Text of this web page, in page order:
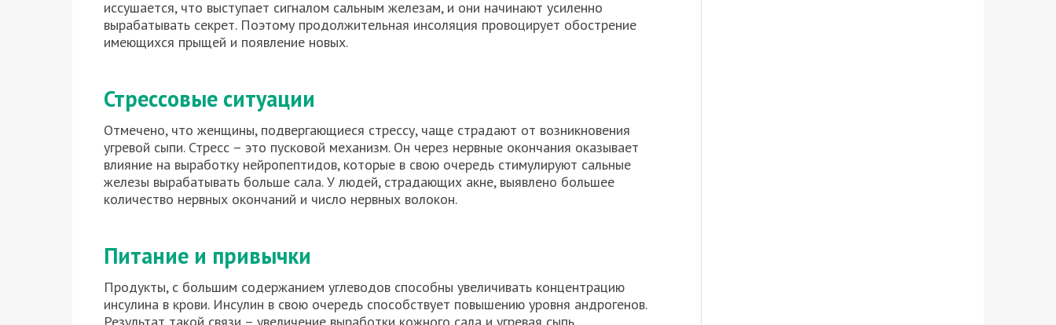
иссушается, что выступает сигналом сальным железам, и они начинают усиленно
вырабатывать секрет. Поэтому продолжительная инсоляция провоцирует обострение
имеющихся прыщей и появление новых.
Стрессовые ситуации
Отмечено, что женщины, подвергающиеся стрессу, чаще страдают от возникновения
угревой сыпи. Стресс – это пусковой механизм. Он через нервные окончания оказывает
влияние на выработку нейропептидов, которые в свою очередь стимулируют сальные
железы вырабатывать больше сала. У людей, страдающих акне, выявлено большее
количество нервных окончаний и число нервных волокон.
Питание и привычки
Продукты, с большим содержанием углеводов способны увеличивать концентрацию
инсулина в крови. Инсулин в свою очередь способствует повышению уровня андрогенов.